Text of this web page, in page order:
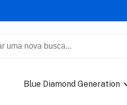
Blue Diamond Generation